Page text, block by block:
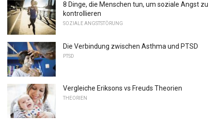
8 Dinge, die Menschen tun, um soziale Angst zu
kontrollieren
SOZIALE ANGSTSTÖRUNG
Die Verbindung zwischen Asthma und PTSD
PTSD
Vergleiche Eriksons vs Freuds Theorien
THEORIEN